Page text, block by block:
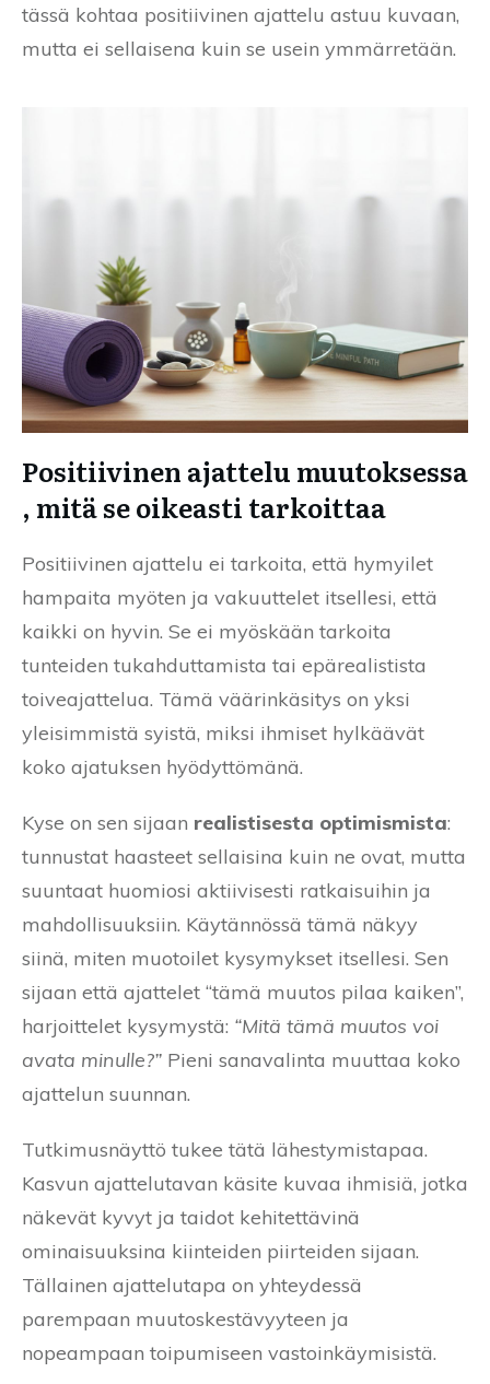
tässä kohtaa positiivinen ajattelu astuu kuvaan,
mutta ei sellaisena kuin se usein ymmärretään.
Positiivinen ajattelu muutoksessa
, mitä se oikeasti tarkoittaa
Positiivinen ajattelu ei tarkoita, että hymyilet
hampaita myöten ja vakuuttelet itsellesi, että
kaikki on hyvin. Se ei myöskään tarkoita
tunteiden tukahduttamista tai epärealistista
toiveajattelua. Tämä väärinkäsitys on yksi
yleisimmistä syistä, miksi ihmiset hylkäävät
koko ajatuksen hyödyttömänä.
Kyse on sen sijaan realistisesta optimismista:
tunnustat haasteet sellaisina kuin ne ovat, mutta
suuntaat huomiosi aktiivisesti ratkaisuihin ja
mahdollisuuksiin. Käytännössä tämä näkyy
siinä, miten muotoilet kysymykset itsellesi. Sen
sijaan että ajattelet “tämä muutos pilaa kaiken”,
harjoittelet kysymystä: “Mitä tämä muutos voi
avata minulle?” Pieni sanavalinta muuttaa koko
ajattelun suunnan.
Tutkimusnäyttö tukee tätä lähestymistapaa.
Kasvun ajattelutavan käsite kuvaa ihmisiä, jotka
näkevät kyvyt ja taidot kehitettävinä
ominaisuuksina kiinteiden piirteiden sijaan.
Tällainen ajattelutapa on yhteydessä
parempaan muutoskestävyyteen ja
nopeampaan toipumiseen vastoinkäymisistä.